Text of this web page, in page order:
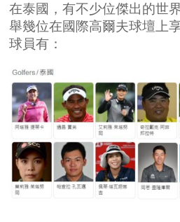
在泰國，有不少位傑出的世
舉幾位在國際高爾夫球壇上
球員有：